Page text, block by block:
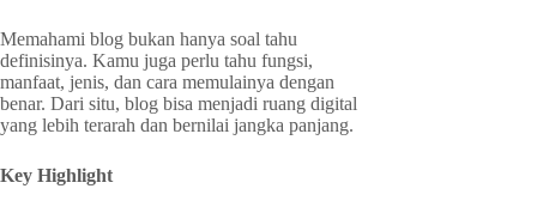
Memahami blog bukan hanya soal tahu
definisinya. Kamu juga perlu tahu fungsi,
manfaat, jenis, dan cara memulainya dengan
benar. Dari situ, blog bisa menjadi ruang digital
yang lebih terarah dan bernilai jangka panjang.
Key Highlight